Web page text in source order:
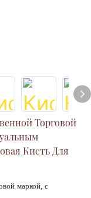
Торговой
Кисть Для
маркой, с